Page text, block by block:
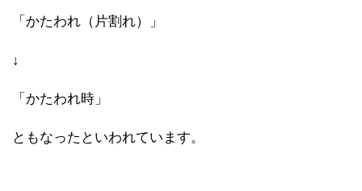
「かたわれ（片割れ）」
↓
「かたわれ時」
ともなったといわれています。